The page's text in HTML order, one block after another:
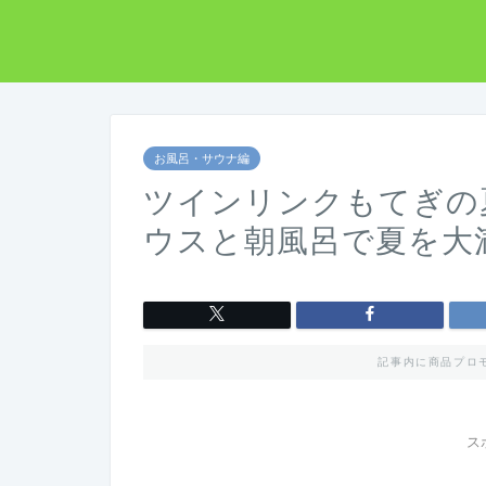
お風呂・サウナ編
ツインリンクもてぎ
ウスと朝風呂で夏を大
記事内に商品プロ
ス